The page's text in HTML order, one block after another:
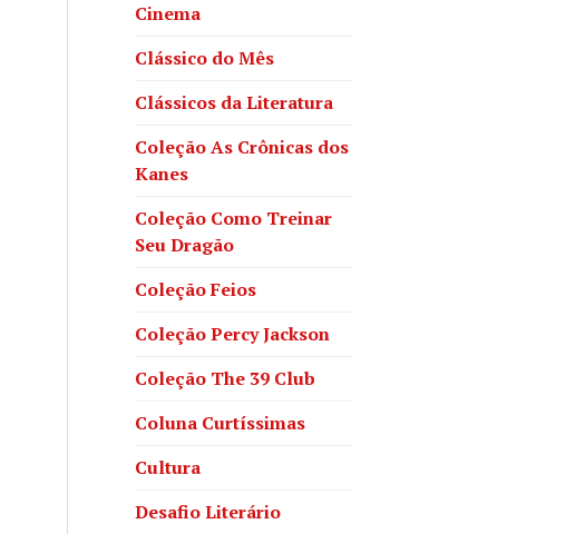
Cinema
Clássico do Mês
Clássicos da Literatura
Coleção As Crônicas dos
Kanes
Coleção Como Treinar
Seu Dragão
Coleção Feios
Coleção Percy Jackson
Coleção The 39 Club
Coluna Curtíssimas
Cultura
Desafio Literário